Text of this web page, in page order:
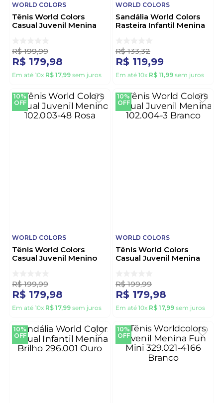
WORLD COLORS
Tênis World Colors
Casual Juvenil Menina
R$ 199,99
R$ 179,98
Em até 10x R$ 17,99 sem juros
WORLD COLORS
Sandália World Colors
Rasteira Infantil Menina
R$ 133,32
R$ 119,99
Em até 10x R$ 11,99 sem juros
10%
OFF
WORLD COLORS
Tênis World Colors
Casual Juvenil Menino
R$ 199,99
R$ 179,98
Em até 10x R$ 17,99 sem juros
10%
OFF
WORLD COLORS
Tênis World Colors
Casual Juvenil Menina
R$ 199,99
R$ 179,98
Em até 10x R$ 17,99 sem juros
10%
OFF
10%
OFF